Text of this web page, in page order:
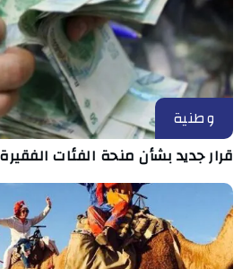
وطنية
قرار جديد بشأن منحة الفئات